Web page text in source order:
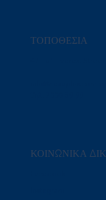
ΤΟΠΟΘΕΣΙΑ
ΚΟΙΝΩΝΙΚΑ